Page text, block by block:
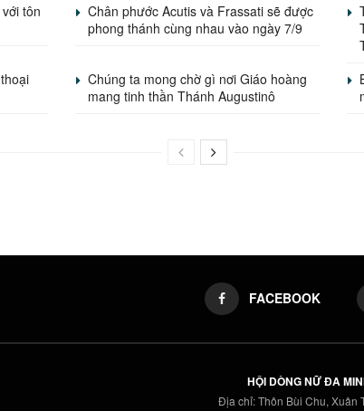
tôn
Chân phước Acutis và Frassati sẽ được
phong thánh cùng nhau vào ngày 7/9
Chúng ta mong chờ gì nơi Giáo hoàng
mang tinh thần Thánh Augustinô
FACEBOOK
HỘI DÒNG NỮ ĐA
Địa chỉ: Thôn Bùi Chu, Xuân